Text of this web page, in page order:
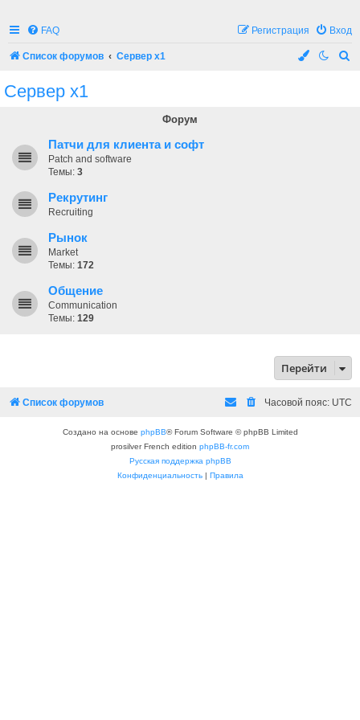
FAQ Вход
Регистрация
Список форумов Сервер x1
Сервер x1
Форум
Патчи для клиента и софт
Patch and software
Темы: 3
Рекрутинг
Recruiting
Рынок
Market
Темы: 172
Общение
Communication
Темы: 129
Перейти
Список форумов Часовой пояс: UTC
Создано на основе phpBB® Forum Software © phpBB Limited
prosilver French edition phpBB-fr.com
Русская поддержка phpBB
Конфиденциальность| Правила